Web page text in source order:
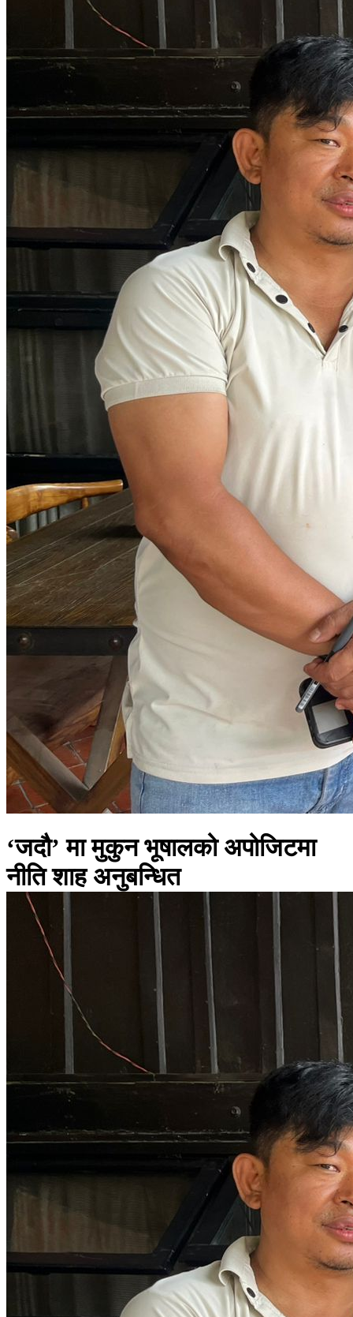
‘जदौ’ मा मुकुन भूषालको अपोजिटमा
नीति शाह अनुबन्धित